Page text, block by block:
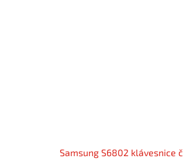
Samsung S6802 klávesnice